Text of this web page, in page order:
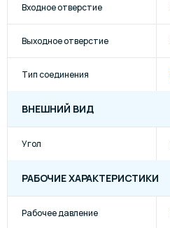
Входное отверстие
Выходное отверстие
Тип соединения
ВНЕШНИЙ ВИД
Угол
РАБОЧИЕ ХАРАКТЕРИСТИКИ
Рабочее давление